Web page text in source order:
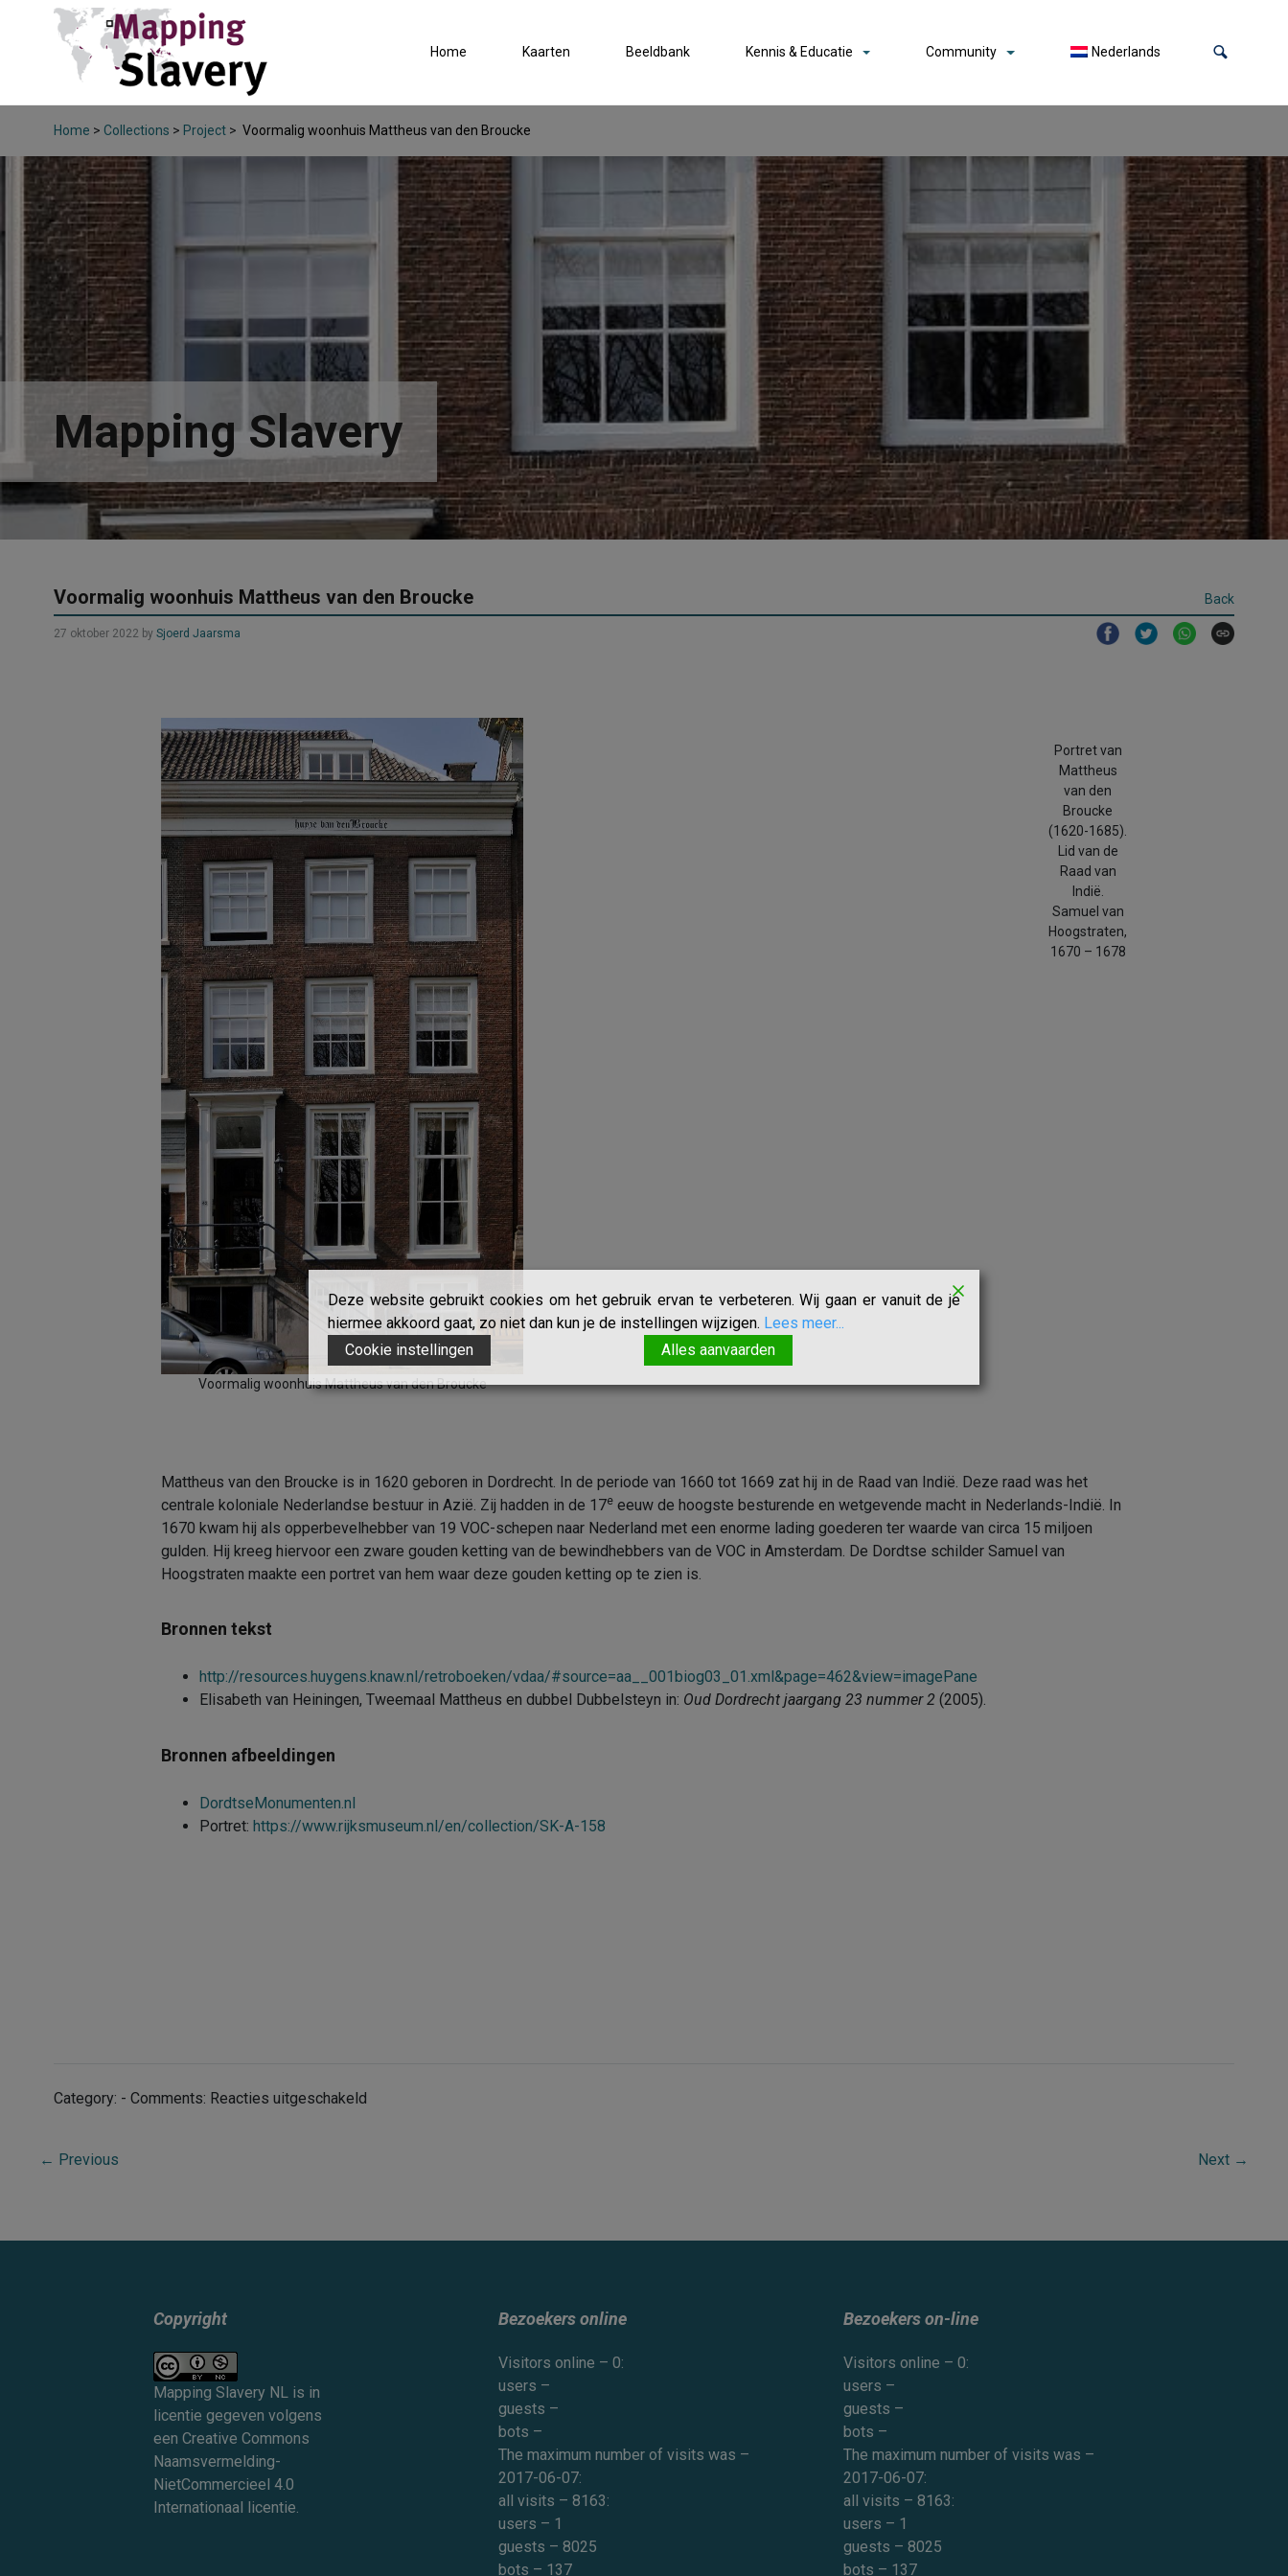
Home Kaarten Beeldbank Kennis & Educatie Community Nederlands
Home > Collections > Project > Voormalig woonhuis Mattheus van den Broucke
Mapping Slavery
Voormalig woonhuis Mattheus van den Broucke Back
27 oktober 2022 by Sjoerd Jaarsma
Voormalig woonhuis Mattheus van den Broucke
Portret van
Mattheus
van den
Broucke
(1620-1685).
Lid van de
Raad van
Indië.
Samuel van
Hoogstraten,
1670 – 1678
Mattheus van den Broucke is in 1620 geboren in Dordrecht. In de periode van 1660 tot 1669 zat hij in de Raad van Indië. Deze raad was het
centrale koloniale Nederlandse bestuur in Azië. Zij hadden in de 17e eeuw de hoogste besturende en wetgevende macht in Nederlands-Indië. In
1670 kwam hij als opperbevelhebber van 19 VOC-schepen naar Nederland met een enorme lading goederen ter waarde van circa 15 miljoen
gulden. Hij kreeg hiervoor een zware gouden ketting van de bewindhebbers van de VOC in Amsterdam. De Dordtse schilder Samuel van
Hoogstraten maakte een portret van hem waar deze gouden ketting op te zien is.
Bronnen tekst
http://resources.huygens.knaw.nl/retroboeken/vdaa/#source=aa__001biog03_01.xml&page=462&view=imagePane
Elisabeth van Heiningen, Tweemaal Mattheus en dubbel Dubbelsteyn in: Oud Dordrecht jaargang 23 nummer 2 (2005).
Bronnen afbeeldingen
DordtseMonumenten.nl
Portret: https://www.rijksmuseum.nl/en/collection/SK-A-158
Category: - Comments: Reacties uitgeschakeld
← Previous Next →
Copyright
Mapping Slavery NL is in
licentie gegeven volgens
een Creative Commons
Naamsvermelding-
NietCommercieel 4.0
Internationaal licentie
Bezoekers online
Visitors online – 0:
users –
guests –
bots –
The maximum number of visits was –
2017-06-07:
all visits – 8163:
users – 1
guests – 8025
bots – 137
Bezoekers on-line
Visitors online – 0:
users –
guests –
bots –
The maximum number of visits was –
2017-06-07:
all visits – 8163:
users – 1
guests – 8025
bots – 137
Deze website gebruikt cookies om het gebruik ervan te verbeteren. Wij gaan er vanuit de je
hiermee akkoord gaat, zo niet dan kun je de instellingen wijzigen. Lees meer...
Cookie instellingen
Alles aanvaarden